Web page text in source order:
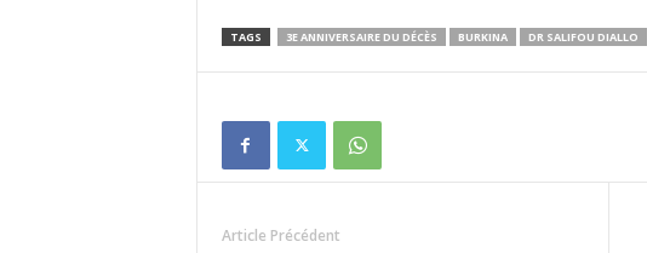
TAGS 3E ANNIVERSAIRE DU DÉCÈS BURKINA DR SALIFOU DIALLO
Article Précédent